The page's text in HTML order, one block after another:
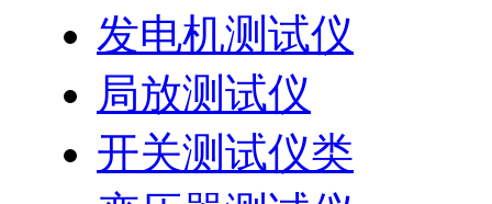
发电机测试仪
局放测试仪
开关测试仪类